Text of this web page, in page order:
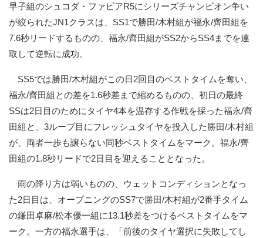
早子組のシュコダ・ファビアR5にシリーズチャンピオン争い
が絞られたJN1クラスは、SS1で勝田/木村組が福永/齊田組を
7.6秒リードするものの、福永/齊田組がSS2からSS4までを連
取して逆転に成功。
SS5では勝田/木村組がこの日2回目のベストタイムを奪い、
福永/齊田組との差を1.6秒差まで縮めるものの、初日の最終
SSは2日目のためにタイヤ4本を温存する作戦を採った福永/齊
田組と、3ループ目にフレッシュタイヤを投入した勝田/木村組
が、両者一歩も譲らない同秒ベストタイムをマーク。福永/齊
田組の1.8秒リードで2日目を迎えることとなった。
雨の降り方は弱いものの、ウェットコンディションとなっ
た2日目は、オープニングのSS7で勝田/木村組が2番手タイム
の鎌田卓麻/松本優一組に13.1秒差をつけるベストタイムをマ
ーク。一方の福永選手は、「前後のタイヤ選択に失敗してし